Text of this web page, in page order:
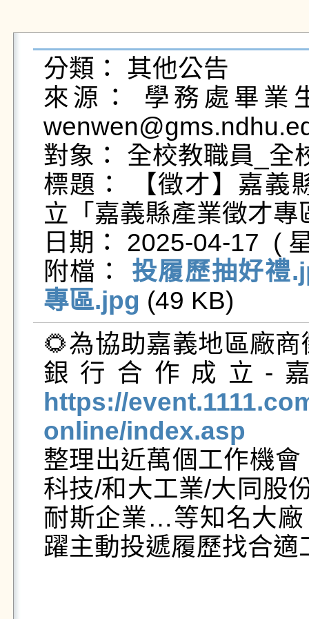
分類： 其他公告
來源： 學務處畢業
對象： 全校教職員_全
標題： 【徵才】嘉義
立「嘉義縣產業徵才
日期： 2025-04-17  (
附檔： 投履歷抽好禮
專區.jpg (49 KB)
🌻為協助嘉義地區廠
銀行合作成立-
https://
online/index.asp
整理出近萬個工作機
科技/和大工業/大同股
耐斯企業…等知名大
躍主動投遞履歷找合適